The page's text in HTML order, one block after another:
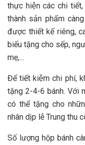
thực hiện các chi
thành sản phẩm
được thiết kế riêng,
biếu tặng cho sếp,
mẹ,…
Để tiết kiệm chi phí,
tặng 2-4-6 bánh. Với
có thể tặng cho
nhân dịp lễ Trung thu
Số lượng hộp bánh